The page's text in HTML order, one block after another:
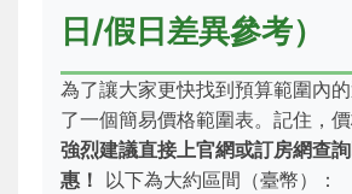
日/假日差異參考）
為了讓大家更快找到預算範圍內
了一個簡易價格範圍表。記住，價
強烈建議直接上官網或訂房網查
惠！ 以下為大約區間（臺幣）：